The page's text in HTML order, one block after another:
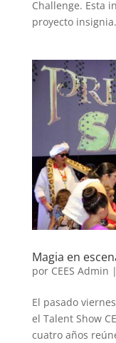
Challenge. Esta
proyecto
Magia en
por CEES Admin |
El pasado
el Talent Show
cuatro años